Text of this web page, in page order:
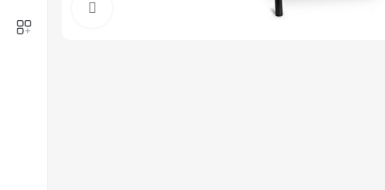
Нажмите, чтобы увеличить